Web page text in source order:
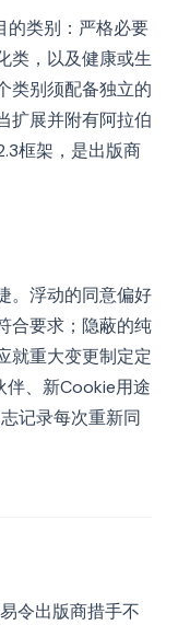
的类别：严格必要
类，以及健康或生
类别须配备独立的
扩展并附有阿拉伯
框架，是出版商
。浮动的同意偏好
合要求；隐蔽的纯
就重大变更制定定
、新Cookie用途
记录每次重新同
令出版商措手不